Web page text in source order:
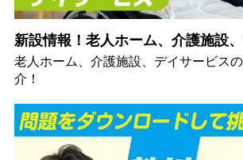
新設情報！老人ホーム、介護施設
老人ホーム、介護施設、デイサービス
介！